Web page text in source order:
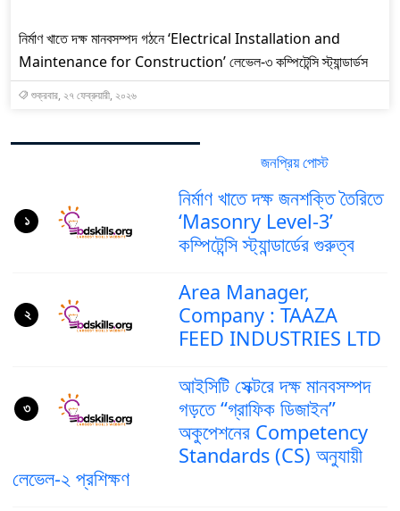
নির্মাণ খাতে দক্ষ মানবসম্পদ গঠনে ‘Electrical Installation and
Maintenance for Construction’ লেভেল-৩ কম্পিটেন্সি স্ট্যান্ডার্ডস
শুক্রবার, ২৭ ফেব্রুয়ারী, ২০২৬
জনপ্রিয় পোস্ট
নির্মাণ খাতে দক্ষ জনশক্তি তৈরিতে
‘Masonry Level-3’
কম্পিটেন্সি স্ট্যান্ডার্ডের গুরুত্ব
১
Area Manager,
Company : TAAZA
FEED INDUSTRIES LTD
২
আইসিটি সেক্টরে দক্ষ মানবসম্পদ
গড়তে “গ্রাফিক ডিজাইন”
অকুপেশনের Competency
Standards (CS) অনুযায়ী
লেভেল-২ প্রশিক্ষণ
৩